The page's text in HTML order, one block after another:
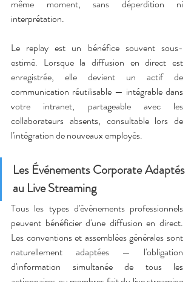
même moment, sans déperdition ni
interprétation.
Le replay est un bénéfice souvent sous-
estimé. Lorsque la diffusion en direct est
enregistrée, elle devient un actif de
communication réutilisable — intégrable dans
votre intranet, partageable avec les
collaborateurs absents, consultable lors de
l'intégration de nouveaux employés.
Les Événements Corporate Adaptés
au Live Streaming
Tous les types d'événements professionnels
peuvent bénéficier d'une diffusion en direct.
Les conventions et assemblées générales sont
naturellement adaptées — l'obligation
d'information simultanée de tous les